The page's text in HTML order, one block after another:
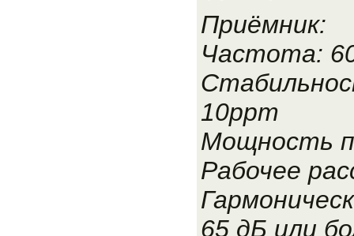
Приёмник:
Частота:
10ppm
Мощность
Рабочее
65 дБ или